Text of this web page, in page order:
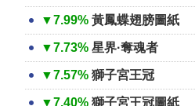
▼7.99% 黃鳳蝶翅膀圖紙
▼7.73% 星界·奪魂者
▼7.57% 獅子宮王冠
▼7.40% 獅子宮王冠圖紙